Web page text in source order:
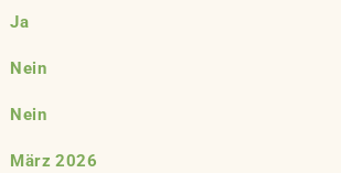
Ja
Nein
Nein
März 2026